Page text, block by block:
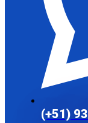
(+51)